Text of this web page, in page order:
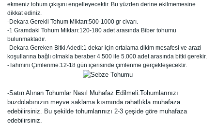
ekmeniz tohum çıkışını engelleyecektir. Bu yüzden derine ekilmemesine
dikkat ediniz.
-Dekara Gerekli Tohum Miktarı:500-1000 gr civarı.
-1 Gramdaki Tohum Miktarı:120-180 adet arasında Biber tohumu
bulunmaktadır.
-Dekara Gereken Bitki Adedi:1 dekar için ortalama dikim mesafesi ve arazi
koşullarına bağlı olmakla beraber 4.500 ile 5.000 adet arasında bitki gerekir.
-Tahmini Çimlenme:12-18 gün içerisinde çimlenme gerçekleşecektir.
-Satın Alınan Tohumlar Nasıl Muhafaz Edilmeli:Tohumlarınızı
buzdolabınızın meyve saklama kısmında rahatlıkla muhafaza
edebilirsiniz. Bu şekilde tohumlarınızı 2-3 çeşide göre muhafaza
edebilirsiniz.